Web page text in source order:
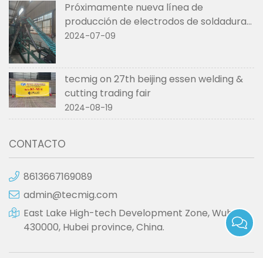
Próximamente nueva línea de
producción de electrodos de soldadura
de tecmig
2024-07-09
tecmig on 27th beijing essen welding &
cutting trading fair
2024-08-19
CONTACTO
8613667169089
admin@tecmig.com
East Lake High-tech Development Zone, Wuhan
430000, Hubei province, China.